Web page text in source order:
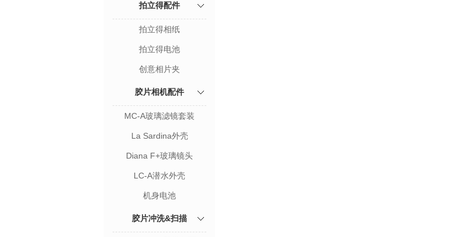
拍立得配件
拍立得相纸
拍立得电池
创意相片夹
胶片相机配件
MC-A玻璃滤镜套装
La Sardina外壳
Diana F+玻璃镜头
LC-A潜水外壳
机身电池
胶片冲洗&扫描